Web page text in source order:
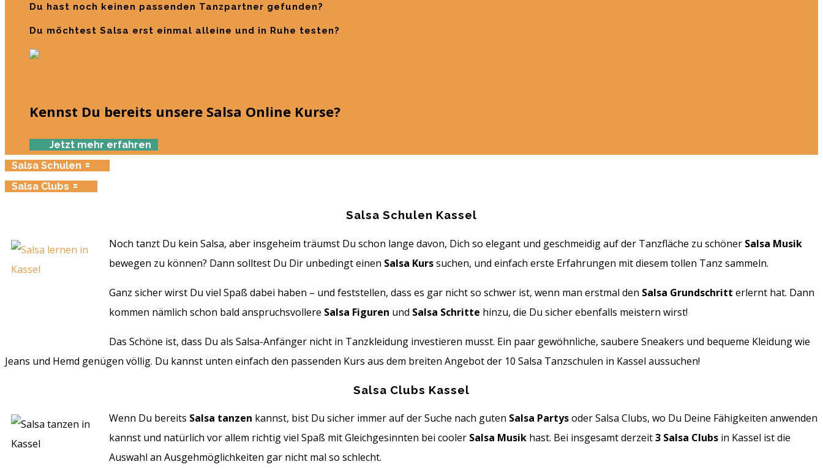
Du hast noch keinen passenden Tanzpartner gefunden?
Du möchtest Salsa erst einmal alleine und in Ruhe testen?
Kennst Du bereits unsere Salsa Online Kurse?
Jetzt mehr erfahren
Salsa Schulen
Salsa Clubs
Salsa Schulen Kassel
Noch tanzt Du kein Salsa, aber insgeheim träumst Du schon lange davon, Dich so elegant und geschmeidig auf der Tanzfläche zu schöner Salsa Musik
bewegen zu können? Dann solltest Du Dir unbedingt einen Salsa Kurssuchen, und einfach erste Erfahrungen mit diesem tollen Tanz sammeln.
Ganz sicher wirst Du viel Spaß dabei haben – und feststellen, dass es gar nicht so schwer ist, wenn man erstmal den Salsa Grundschritt erlernt hat. Dann
kommen nämlich schon bald anspruchsvollere Salsa Figuren und Salsa Schritte hinzu, die Du sicher ebenfalls meistern wirst!
Das Schöne ist, dass Du als Salsa-Anfänger nicht in Tanzkleidung investieren musst. Ein paar gewöhnliche, saubere Sneakers und bequeme Kleidung wie
Jeans und Hemd genügen völlig. Du kannst unten einfach den passenden Kurs aus dem breiten Angebot der 10 Salsa Tanzschulen in Kassel aussuchen!
Salsa Clubs Kassel
Wenn Du bereits Salsa tanzen kannst, bist Du sicher immer auf der Suche nach guten Salsa Partysoder Salsa Clubs, wo Du Deine Fähigkeiten anwenden
kannst und natürlich vor allem richtig viel Spaß mit Gleichgesinnten bei cooler Salsa Musik hast. Bei insgesamt derzeit3 Salsa Clubs in Kassel ist die
Auswahl an Ausgehmöglichkeiten gar nicht mal so schlecht.